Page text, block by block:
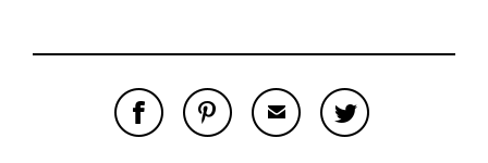
S
H
P
E
M